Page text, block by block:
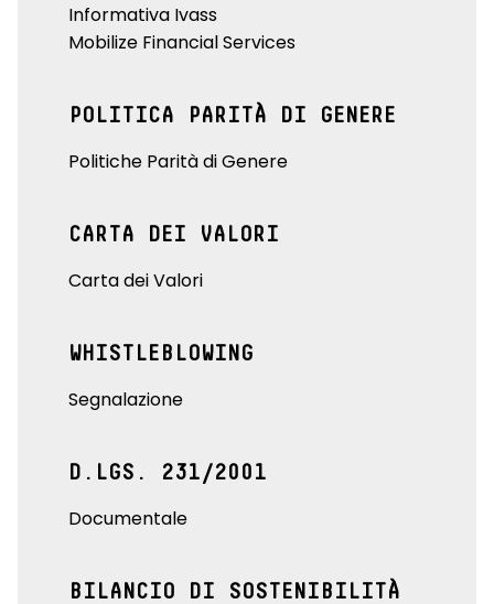
Informativa Ivass
Mobilize Financial Services
POLITICA PARITÀ DI GENERE
Politiche Parità di Genere
CARTA DEI VALORI
Carta dei Valori
WHISTLEBLOWING
Segnalazione
D.LGS. 231/2001
Documentale
BILANCIO DI SOSTENIBILITÀ